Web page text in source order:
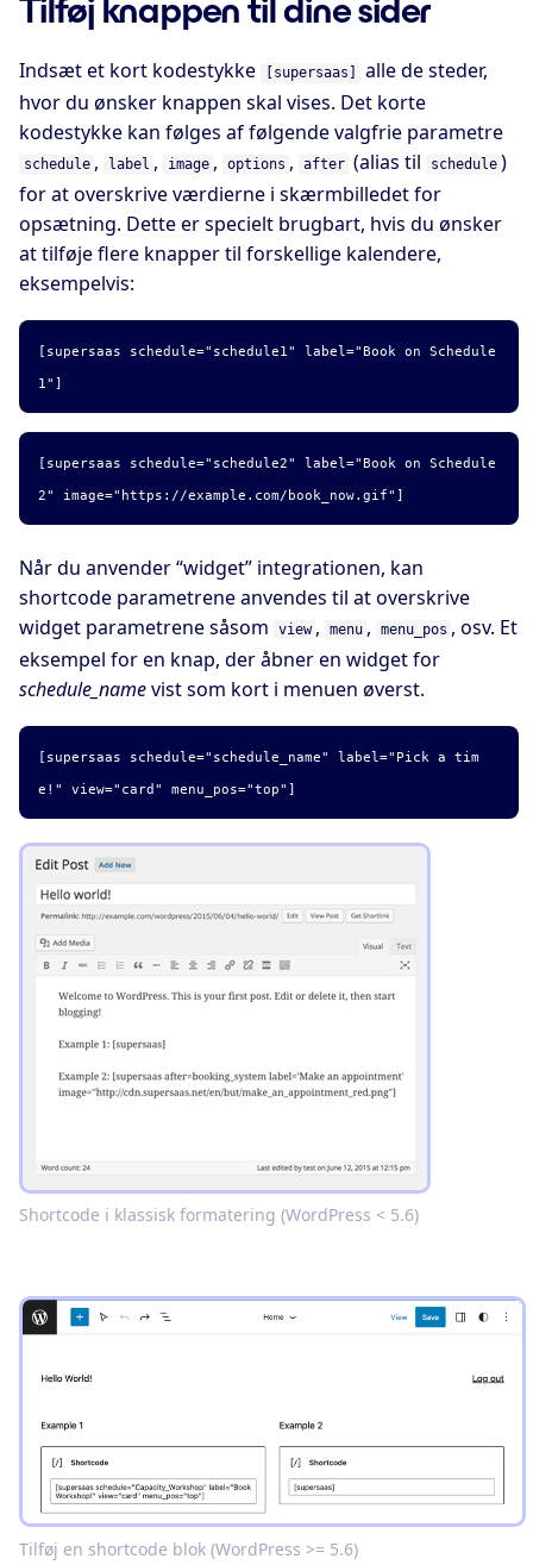
Tilføj knappen til dine sider
Indsæt et kort kodestykke [supersaas]
alle de steder,
hvor du ønsker knappen skal vises. Det korte
kodestykke kan følges af følgende valgfrie parametre
schedule , label , image , options , after (alias til schedule )
for at overskrive værdierne i skærmbilledet for
opsætning. Dette er specielt brugbart, hvis du ønsker
at tilføje flere knapper til forskellige kalendere,
eksempelvis:
[supersaas schedule="schedule1" label="Book on Schedule
1"]
[supersaas schedule="schedule2" label="Book on Schedule
2" image="https://example.com/book_now.gif"]
Når du anvender “widget” integrationen, kan
shortcode parametrene anvendes til at overskrive
widget parametrene såsom
view , menu , menu_pos , osv. Et
eksempel for en knap, der åbner en widget for
schedule_namevist som kort i menuen øverst.
[supersaas schedule="schedule_name" label="Pick a tim
e!" view="card" menu_pos="top"]
Shortcode i klassisk formatering (WordPress < 5.6)
Tilføj en shortcode blok (WordPress >= 5.6)